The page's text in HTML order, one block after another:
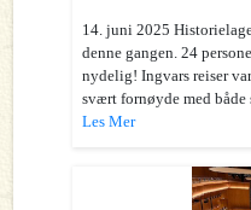
14. juni 2025
denne gangen. 24
nydelig! Ingvars reiser
svært fornøyde med både
Les Mer